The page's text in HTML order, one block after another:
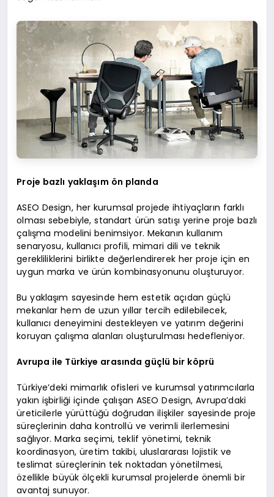
Proje bazlı yaklaşım ön planda
ASEO Design, her kurumsal projede ihtiyaçların farklı
olması sebebiyle, standart ürün satışı yerine proje bazlı
çalışma modelini benimsiyor. Mekanın kullanım
senaryosu, kullanıcı profili, mimari dili ve teknik
gerekliliklerini birlikte değerlendirerek her proje için en
uygun marka ve ürün kombinasyonunu oluşturuyor.
Bu yaklaşım sayesinde hem estetik açıdan güçlü
mekanlar hem de uzun yıllar tercih edilebilecek,
kullanıcı deneyimini destekleyen ve yatırım değerini
koruyan çalışma alanları oluşturulması hedefleniyor.
Avrupa ile Türkiye arasında güçlü bir köprü
Türkiye’deki mimarlık ofisleri ve kurumsal yatırımcılarla
yakın işbirliği içinde çalışan ASEO Design, Avrupa’daki
üreticilerle yürüttüğü doğrudan ilişkiler sayesinde proje
süreçlerinin daha kontrollü ve verimli ilerlemesini
sağlıyor. Marka seçimi, teklif yönetimi, teknik
koordinasyon, üretim takibi, uluslararası lojistik ve
teslimat süreçlerinin tek noktadan yönetilmesi,
özellikle büyük ölçekli kurumsal projelerde önemli bir
avantaj sunuyor.